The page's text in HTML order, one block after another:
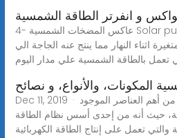
و انفرتر الطاقة الشمسية
4- عاكس المضخات الشمسية Solar pump Inverter من المعلوم
اثناء النهار مما ينتج عنه الجاجة الي
المكونات، والأنواع، و نصائح
Dec 11, 2019 · يعتبر عنصر الخلايا الشمسية من أهم العناصر الموجود
حيث أنه من إحدى أسس نظام الطاقة
والتي تعمل على إنتاج الطاقة الكهربائية